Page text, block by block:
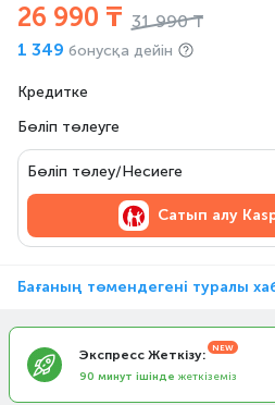
26 990 ₸ 31 990 ₸
1 349 бонусқа дейін
Кредитке
Бөліп төлеуге
Бөліп төлеу/Несиеге
Сатып алу
Бағаның төмендегені туралы
Экспресс Жеткізу:
90 минут ішінде жеткіземіз